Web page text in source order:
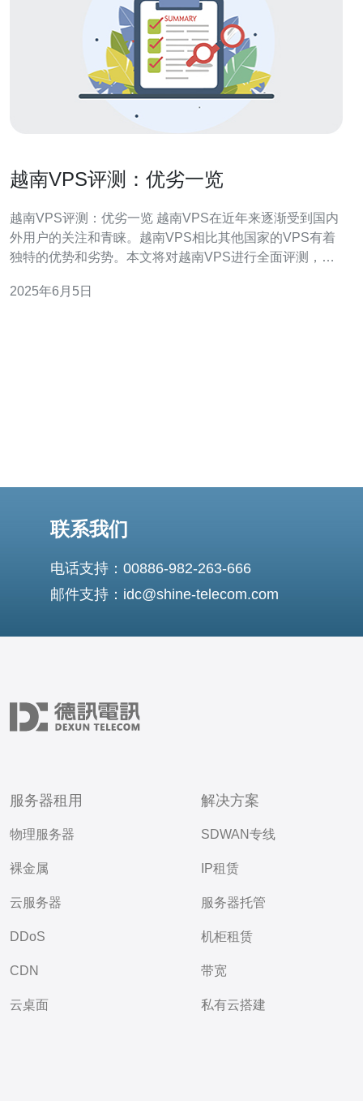
越南VPS评测：优劣一览
越南VPS评测：优劣一览 越南VPS在近年来逐渐受到国内
外用户的关注和青睐。越南VPS相比其他国家的VPS有着
独特的优势和劣势。本文将对越南VPS进行全面评测，帮
要包括：价格相对便宜、网络速度较快、数据安全性高、
2025年6月5日
联系我们
电话支持：00886-982-263-666
邮件支持：idc@shine-telecom.com
服务器租用
物理服务器
裸金属
云服务器
DDoS
CDN
云桌面
解决方案
SDWAN专线
IP租赁
服务器托管
机柜租赁
带宽
私有云搭建